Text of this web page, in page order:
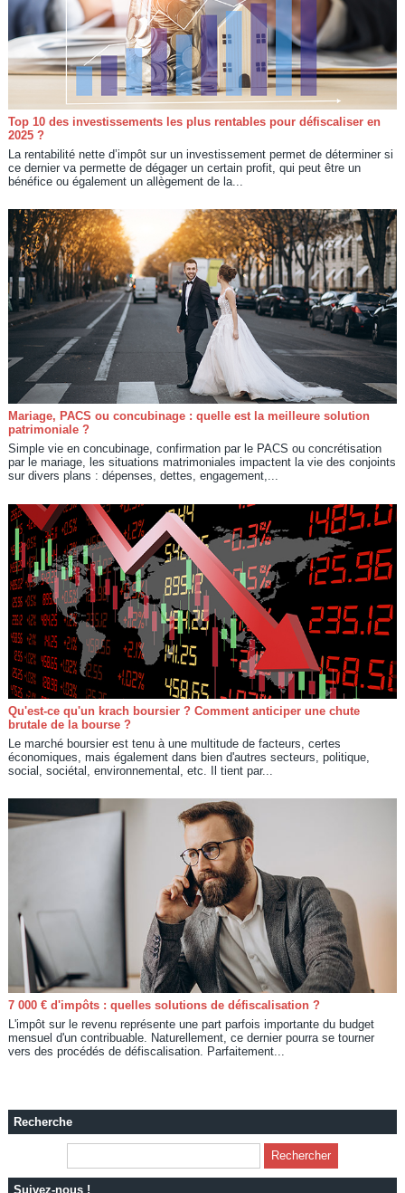
Top 10 des investissements les plus rentables pour défiscaliser en
2025 ?
La rentabilité nette d’impôt sur un investissement permet de déterminer si
ce dernier va permette de dégager un certain profit, qui peut être un
bénéfice ou également un allègement de la...
Mariage, PACS ou concubinage : quelle est la meilleure solution
patrimoniale ?
Simple vie en concubinage, confirmation par le PACS ou concrétisation
par le mariage, les situations matrimoniales impactent la vie des conjoints
sur divers plans : dépenses, dettes, engagement,...
Qu'est-ce qu'un krach boursier ? Comment anticiper une chute
brutale de la bourse ?
Le marché boursier est tenu à une multitude de facteurs, certes
économiques, mais également dans bien d'autres secteurs, politique,
social, sociétal, environnemental, etc. Il tient par...
7 000 € d'impôts : quelles solutions de défiscalisation ?
L'impôt sur le revenu représente une part parfois importante du budget
mensuel d'un contribuable. Naturellement, ce dernier pourra se tourner
vers des procédés de défiscalisation. Parfaitement...
Recherche
Suivez-nous !